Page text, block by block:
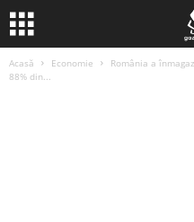
Acasă Economie
România a
88% din...